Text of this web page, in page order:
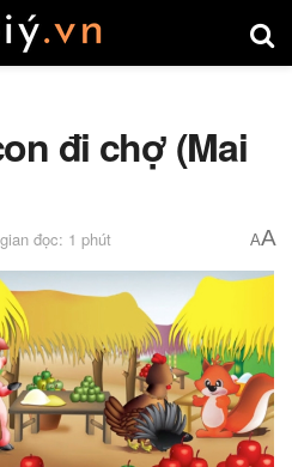
đi chợ (Mai
đọc: 1 phút AA